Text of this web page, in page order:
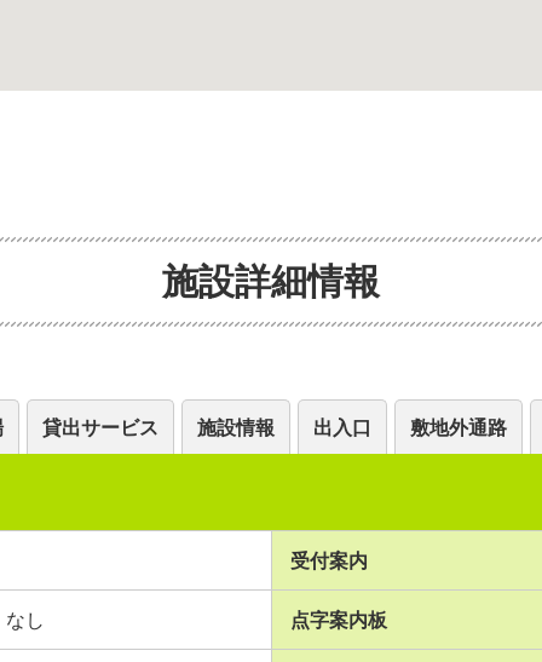
施設詳細情報
貸出サービス 施設情報 出入口 敷地外通路
受付案内
なし 点字案内板